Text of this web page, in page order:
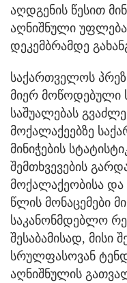
აღდგენის წესით
აღნიშნული უფლება
დეკემბრამდე
საქართველოს
მიერ მოწოდებული
საშუალებას
მოქალაქეებზე
მინიჭების
შემთხვევების
მოქალაქეობისა და
წლის მონაცემები
საკანონმდებლო
შესაბამისად, მისი
სრულფასოვან
აღნიშნულის